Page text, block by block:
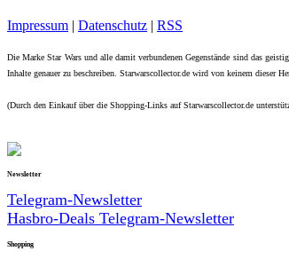
Impressum | Datenschutz | RSS
Die Marke Star Wars und alle damit verbundenen Gegenstände sind das
Inhalte genauer zu beschreiben. Starwarscollector.de wird von keinem dieser
(Durch den Einkauf über die Shopping-Links auf Starwarscollector.de
Newsletter
Telegram-Newsletter
Hasbro-Deals Telegram-Newsletter
Shopping